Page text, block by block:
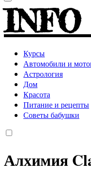
Курсы
Автомобили и
Астрология
Дом
Красота
Питание и рецепты
Советы бабушки
Алхимия